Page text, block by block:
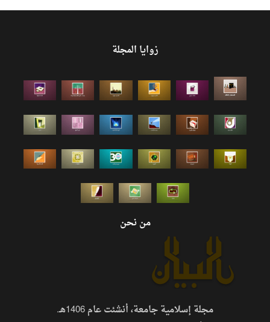
زوايا المجلة
من نحن
مجلة إسلامية جامعة، أنشئت عام 1406هـ.